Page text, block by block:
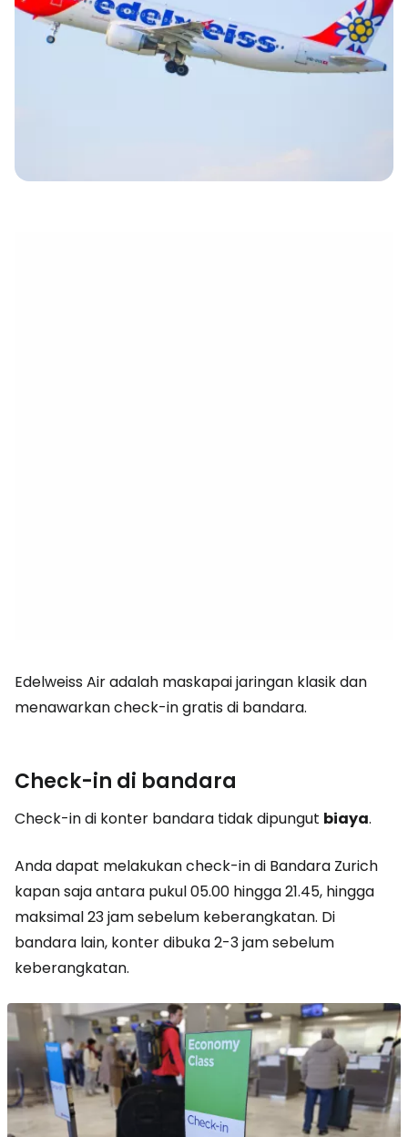
Edelweiss Air adalah maskapai jaringan klasik dan
menawarkan check-in gratis di bandara.
Check-in di bandara
Check-in di konter bandara tidak dipungut biaya.
Anda dapat melakukan check-in di Bandara Zurich
kapan saja antara pukul 05.00 hingga 21.45, hingga
maksimal 23 jam sebelum keberangkatan. Di
bandara lain, konter dibuka 2-3 jam sebelum
keberangkatan.